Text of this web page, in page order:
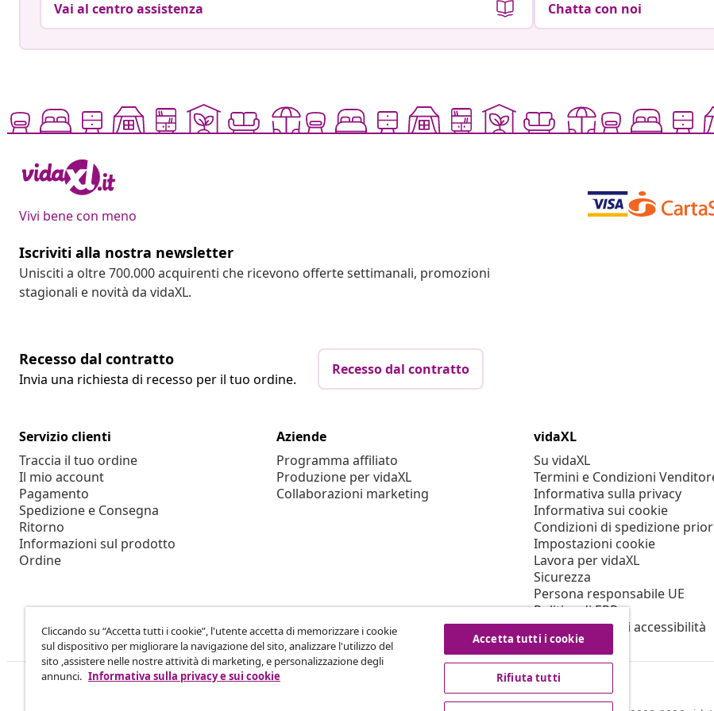
Vai al centro assistenza Chatta con noi
Vivi bene con meno
Iscriviti alla nostra newsletter
Unisciti a oltre 700.000 acquirenti che ricevono offerte settimanali, promozioni
stagionali e novità da vidaXL.
Recesso dal contratto
Invia una richiesta di recesso per il tuo ordine.
Recesso dal contratto
Servizio clienti
Traccia il tuo ordine
Il mio account
Pagamento
Spedizione e Consegna
Ritorno
Informazioni sul prodotto
Ordine
Aziende
Programma affiliato
Produzione per vidaXL
Collaborazioni marketing
vidaXL
Su vidaXL
Termini e Condizioni
Informativa sulla privacy
Informativa sui cookie
Condizioni di spedizione
Impostazioni cookie
Lavora per vidaXL
Sicurezza
Persona responsabile UE
Politica di EPR
Dichiarazione di accessibilità
Cliccando su “Accetta tutti i cookie”, l'utente accetta di memorizzare i cookie
sul dispositivo per migliorare la navigazione del sito, analizzare l'utilizzo del
sito ,assistere nelle nostre attività di marketing, e personalizzazione degli
annunci. Informativa sulla privacy e sui cookie
Accetta tutti i cookie
Rifiuta tutti